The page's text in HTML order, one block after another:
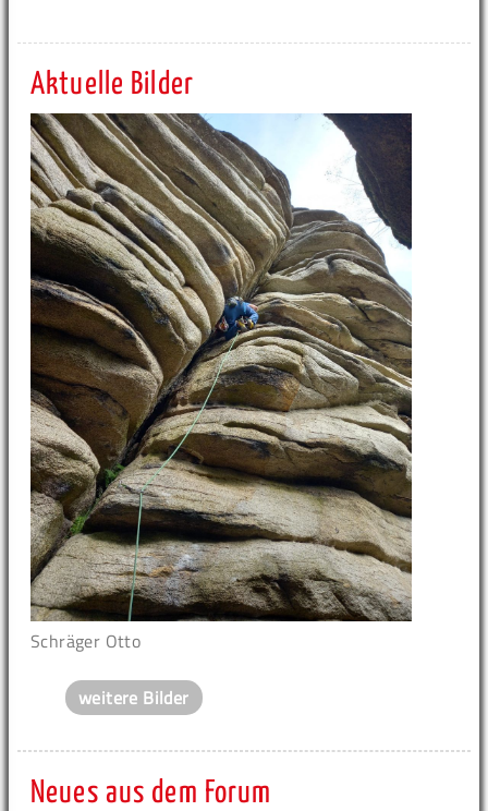
Aktuelle Bilder
Schräger Otto
weitere Bilder
Neues aus dem Forum